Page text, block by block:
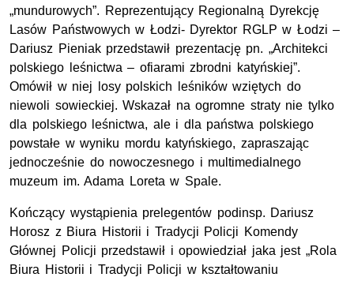
„mundurowych”. Reprezentujący Regionalną Dyrekcję
Lasów Państwowych w Łodzi- Dyrektor RGLP w Łodzi –
Dariusz Pieniak przedstawił prezentację pn. „Architekci
polskiego leśnictwa – ofiarami zbrodni katyńskiej”.
Omówił w niej losy polskich leśników wziętych do
niewoli sowieckiej. Wskazał na ogromne straty nie tylko
dla polskiego leśnictwa, ale i dla państwa polskiego
powstałe w wyniku mordu katyńskiego, zapraszając
jednocześnie do nowoczesnego i multimedialnego
muzeum im. Adama Loreta w Spale.
Kończący wystąpienia prelegentów podinsp. Dariusz
Horosz z Biura Historii i Tradycji Policji Komendy
Głównej Policji przedstawił i opowiedział jaka jest „Rola
Biura Historii i Tradycji Policji w kształtowaniu